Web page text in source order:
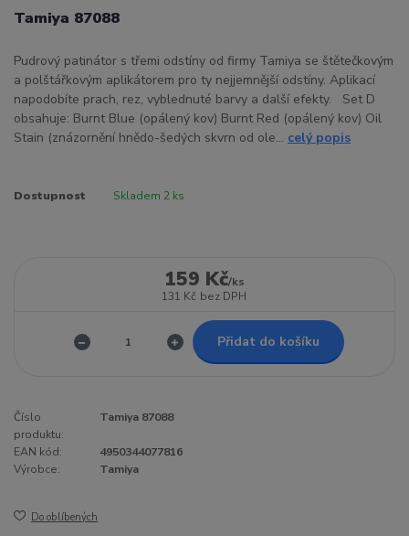
Tamiya 87088
Pudrový patinátor s třemi odstíny od firmy Tamiya se štětečkovým
a polštářkovým aplikátorem pro ty nejjemnější odstíny. Aplikací
napodobíte prach, rez, vyblednuté barvy a další efekty. Set D
obsahuje: Burnt Blue (opálený kov) Burnt Red (opálený kov) Oil
Stain (znázornění hnědo-šedých skvrn od ole... celý popis
Dostupnost Skladem 2 ks
159 Kč/ks
131 Kč bez DPH
Přidat do košíku
Číslo
produktu:
Tamiya 87088
EAN kód:
4950344077816
Výrobce:
Tamiya
Do oblíbených